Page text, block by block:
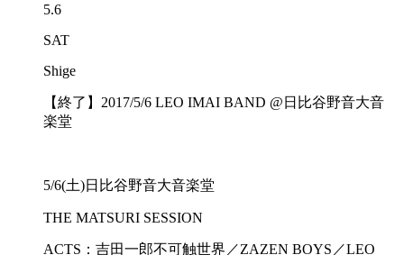
5.6
SAT
Shige
【終了】2017/5/6 LEO IMAI BAND @日比谷野音大音
楽堂
5/6(土)日比谷野音大音楽堂
THE MATSURI SESSION
ACTS：吉田一郎不可触世界／ZAZEN BOYS／LEO